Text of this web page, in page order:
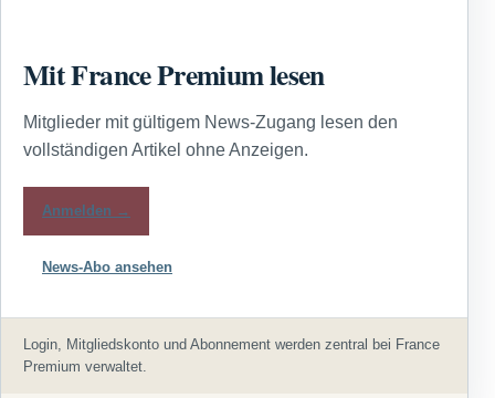
Mit France Premium lesen
Mitglieder mit gültigem News-Zugang lesen den
vollständigen Artikel ohne Anzeigen.
Anmelden →
News-Abo ansehen
Login, Mitgliedskonto und Abonnement werden zentral bei France
Premium verwaltet.